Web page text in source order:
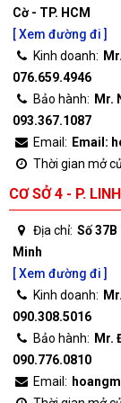
Cờ - TP. HCM
[ Xem đường đi ]
Kinh doanh:
076.659.4946
Bảo hành: Mr.
093.367.1087
Email: Email:
Thời gian mở
CƠ SỞ 4 - P.
Địa chỉ: Số
Minh
[ Xem đường đi ]
Kinh doanh:
090.308.5016
Bảo hành: Mr.
090.776.0810
Email: